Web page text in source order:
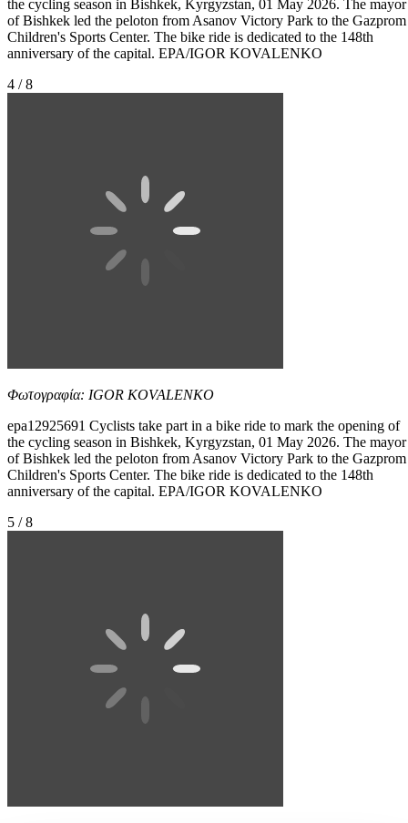
the cycling season in Bishkek, Kyrgyzstan, 01 May 2026. The mayor
of Bishkek led the peloton from Asanov Victory Park to the Gazprom
Children's Sports Center. The bike ride is dedicated to the 148th
anniversary of the capital. EPA/IGOR KOVALENKO
4 / 8
Φωτογραφία: IGOR KOVALENKO
epa12925691 Cyclists take part in a bike ride to mark the opening of
the cycling season in Bishkek, Kyrgyzstan, 01 May 2026. The mayor
of Bishkek led the peloton from Asanov Victory Park to the Gazprom
Children's Sports Center. The bike ride is dedicated to the 148th
anniversary of the capital. EPA/IGOR KOVALENKO
5 / 8